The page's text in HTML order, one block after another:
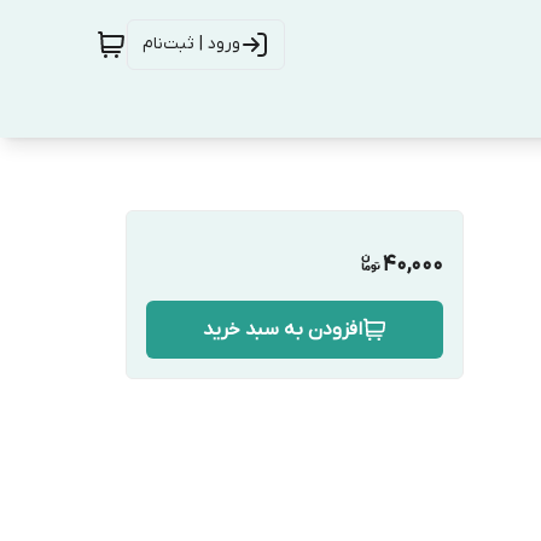
ورود | ثبت‌نام
40,000
افزودن به سبد خرید